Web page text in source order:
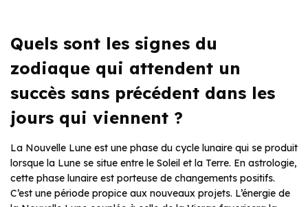
Quels sont les signes du
zodiaque qui attendent un
succès sans précédent dans les
jours qui viennent ?
La Nouvelle Lune est une phase du cycle lunaire qui se produit
lorsque la Lune se situe entre le Soleil et la Terre. En astrologie,
cette phase lunaire est porteuse de changements positifs.
C’est une période propice aux nouveaux projets. L’énergie de